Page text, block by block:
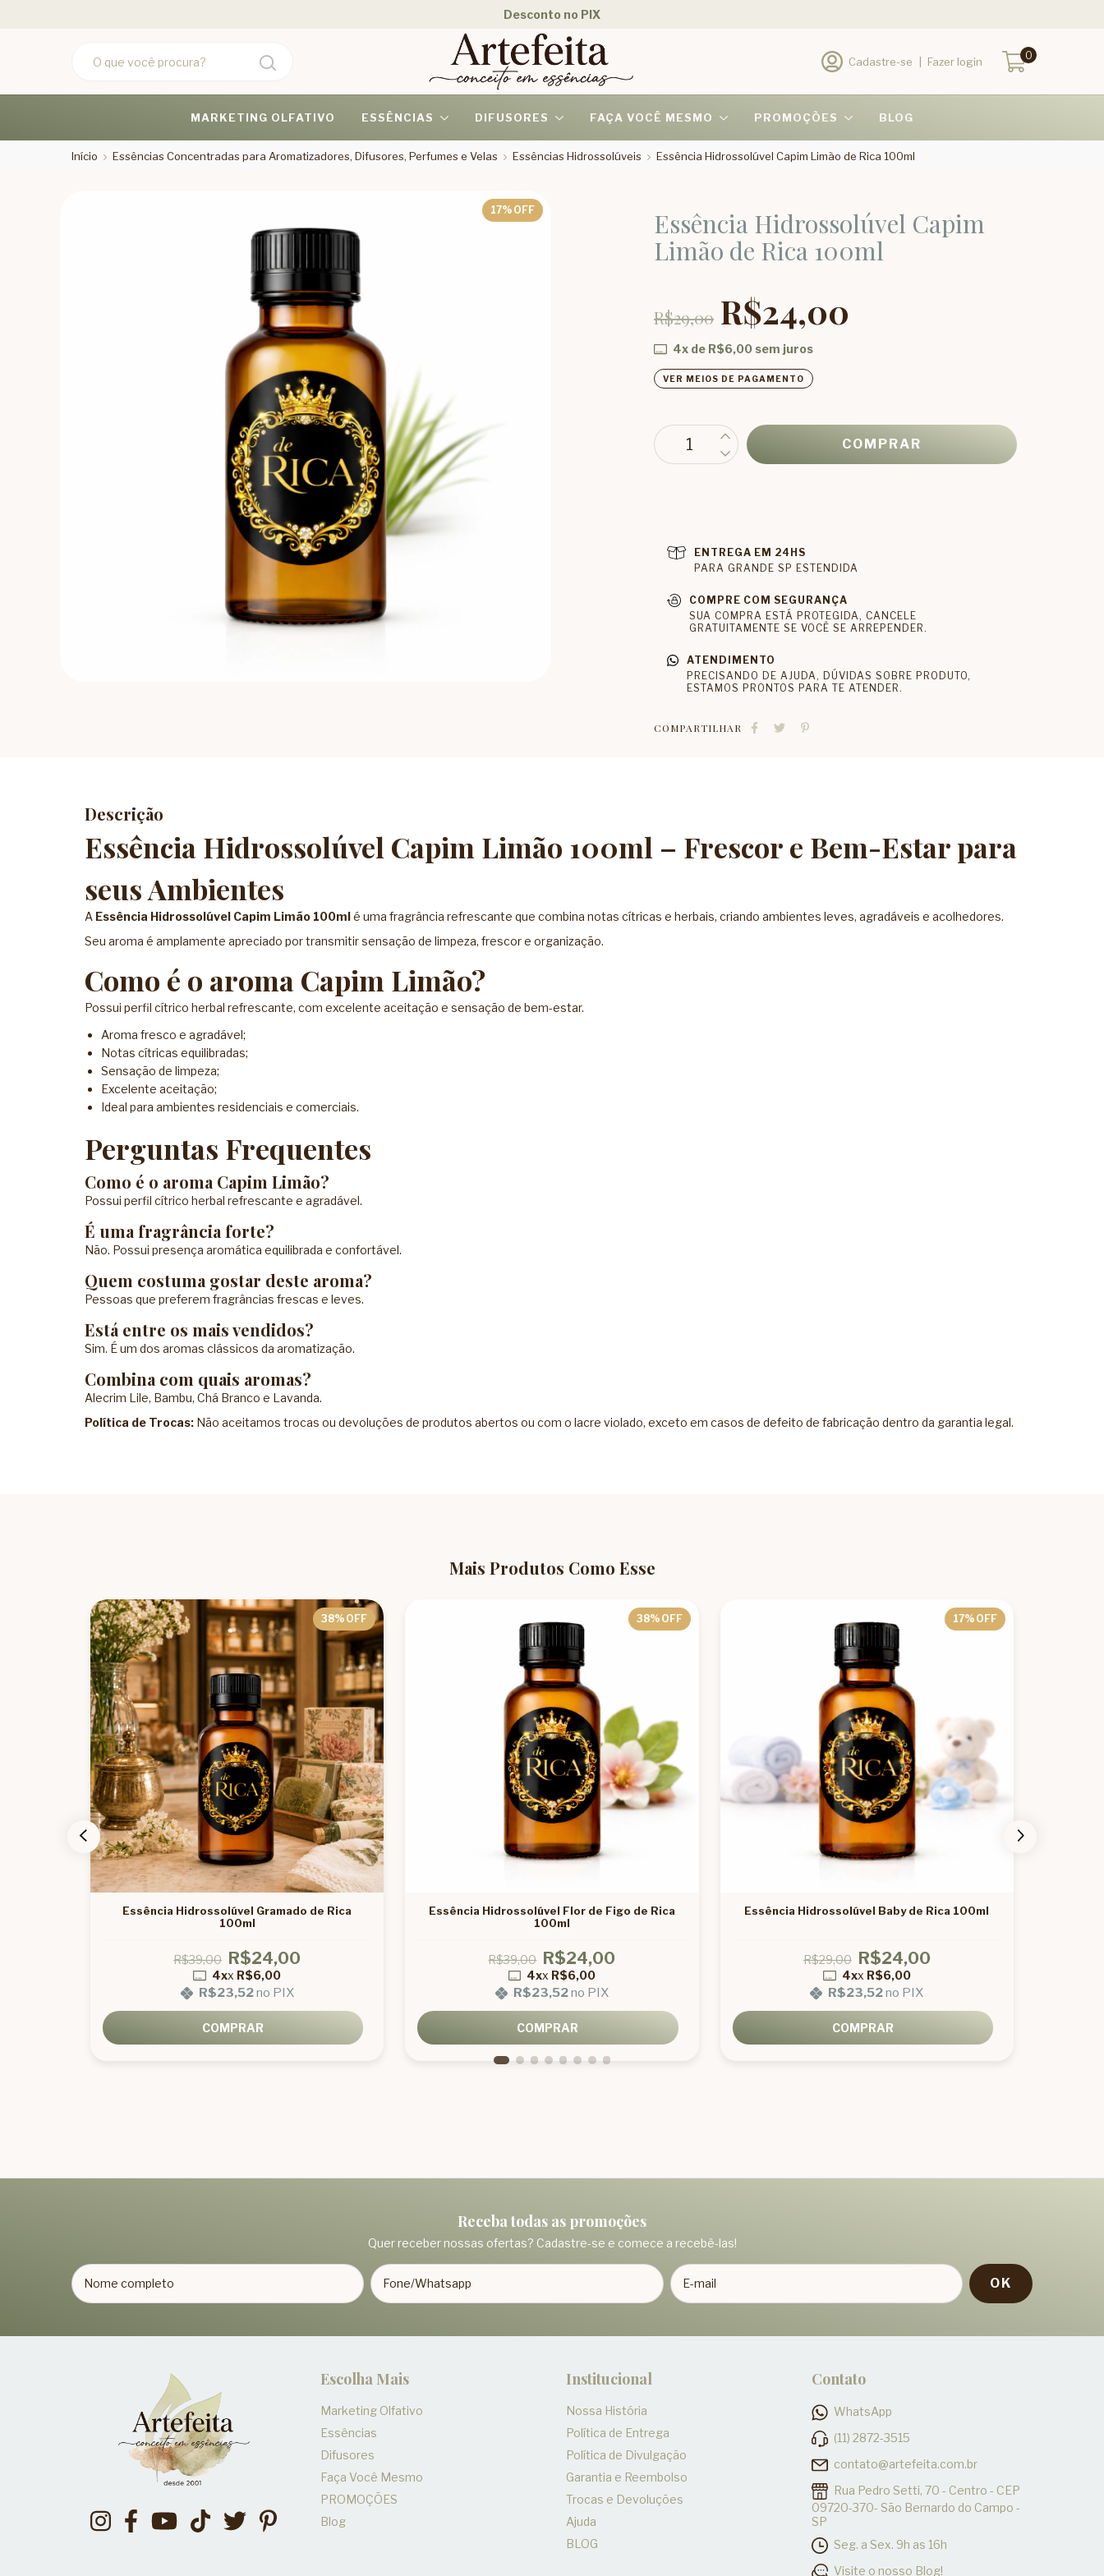
Desconto no PIX
Cadastre-se Fazer login 0
MARKETING OLFATIVO ESSÊNCIAS DIFUSORES FAÇA VOCÊ MESMO PROMOÇÕES BLOG
Início Essências Concentradas para Aromatizadores, Difusores, Perfumes e Velas Essências Hidrossolúveis Essência Hidrossolúvel Capim Limão de Rica 100ml
17% OFF
Essência Hidrossolúvel Capim
Limão de Rica 100ml
R$29,00 R$24,00
4x de R$6,00sem juros
VER MEIOS DE PAGAMENTO
ENTREGA EM 24HS
PARA GRANDE SP ESTENDIDA
COMPRE COM SEGURANÇA
SUA COMPRA ESTÁ PROTEGIDA, CANCELE
GRATUITAMENTE SE VOCÊ SE ARREPENDER.
ATENDIMENTO
PRECISANDO DE AJUDA, DÚVIDAS SOBRE PRODUTO,
ESTAMOS PRONTOS PARA TE ATENDER.
COMPARTILHAR
Descrição
Essência Hidrossolúvel Capim Limão 100ml – Frescor e Bem-Estar para
seus Ambientes
A Essência Hidrossolúvel Capim Limão 100mlé uma fragrância refrescante que combina notas cítricas e herbais, criando ambientes leves, agradáveis e acolhedores.
Seu aroma é amplamente apreciado por transmitir sensação de limpeza, frescor e organização.
Como é o aroma Capim Limão?
Possui perfil cítrico herbal refrescante, com excelente aceitação e sensação de bem-estar.
Aroma fresco e agradável;
Notas cítricas equilibradas;
Sensação de limpeza;
Excelente aceitação;
Ideal para ambientes residenciais e comerciais.
Perguntas Frequentes
Como é o aroma Capim Limão?
Possui perfil cítrico herbal refrescante e agradável.
É uma fragrância forte?
Não. Possui presença aromática equilibrada e confortável.
Quem costuma gostar deste aroma?
Pessoas que preferem fragrâncias frescas e leves.
Está entre os mais vendidos?
Sim. É um dos aromas clássicos da aromatização.
Combina com quais aromas?
Alecrim Lile, Bambu, Chá Branco e Lavanda.
Política de Trocas: Não aceitamos trocas ou devoluções de produtos abertos ou com o lacre violado, exceto em casos de defeito de fabricação dentro da garantia legal.
Mais Produtos Como Esse
38% OFF
Essência Hidrossolúvel Gramado de Rica
100ml
R$39,00 R$24,00
4xx R$6,00
R$23,52no PIX
COMPRAR
38% OFF
Essência Hidrossolúvel Flor de Figo de Rica
100ml
R$39,00 R$24,00
4xx R$6,00
R$23,52no PIX
COMPRAR
17% OFF
Essência Hidrossolúvel Baby de Rica 100ml
R$29,00 R$24,00
4xx R$6,00
R$23,52no PIX
COMPRAR
Receba todas as promoções
Quer receber nossas ofertas? Cadastre-se e comece a recebê-las!
Escolha Mais
Marketing Olfativo
Essências
Difusores
Faça Você Mesmo
PROMOÇÕES
Blog
Institucional
Nossa História
Política de Entrega
Política de Divulgação
Garantia e Reembolso
Trocas e Devoluções
Ajuda
BLOG
Contato
WhatsApp
(11) 2872-3515
contato@artefeita.com.br
Rua Pedro Setti, 70 - Centro - CEP
09720-370- São Bernardo do Campo -
SP
Seg. a Sex. 9h as 16h
Visite o nosso Blog!